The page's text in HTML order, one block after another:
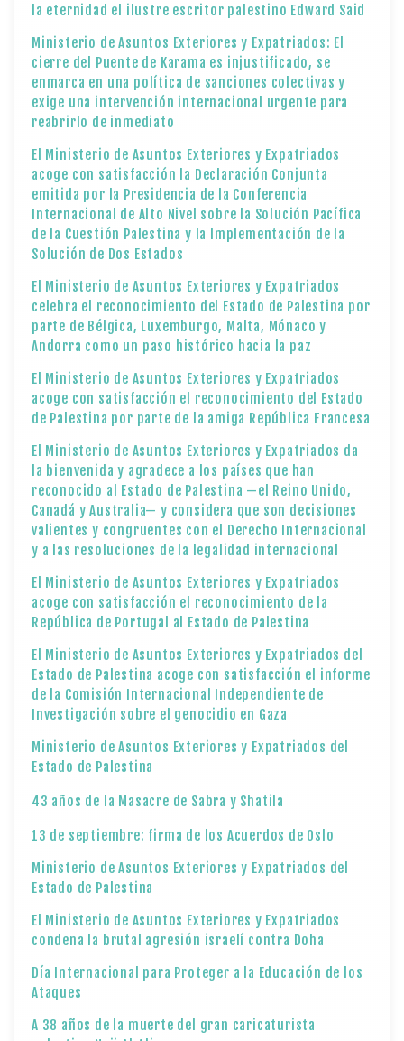
la eternidad el ilustre escritor palestino Edward Said
Ministerio de Asuntos Exteriores y Expatriados: El
cierre del Puente de Karama es injustificado, se
enmarca en una política de sanciones colectivas y
exige una intervención internacional urgente para
reabrirlo de inmediato
El Ministerio de Asuntos Exteriores y Expatriados
acoge con satisfacción la Declaración Conjunta
emitida por la Presidencia de la Conferencia
Internacional de Alto Nivel sobre la Solución Pacífica
de la Cuestión Palestina y la Implementación de la
Solución de Dos Estados
El Ministerio de Asuntos Exteriores y Expatriados
celebra el reconocimiento del Estado de Palestina por
parte de Bélgica, Luxemburgo, Malta, Mónaco y
Andorra como un paso histórico hacia la paz
El Ministerio de Asuntos Exteriores y Expatriados
acoge con satisfacción el reconocimiento del Estado
de Palestina por parte de la amiga República Francesa
El Ministerio de Asuntos Exteriores y Expatriados da
la bienvenida y agradece a los países que han
reconocido al Estado de Palestina —el Reino Unido,
Canadá y Australia— y considera que son decisiones
valientes y congruentes con el Derecho Internacional
y a las resoluciones de la legalidad internacional
El Ministerio de Asuntos Exteriores y Expatriados
acoge con satisfacción el reconocimiento de la
República de Portugal al Estado de Palestina
El Ministerio de Asuntos Exteriores y Expatriados del
Estado de Palestina acoge con satisfacción el informe
de la Comisión Internacional Independiente de
Investigación sobre el genocidio en Gaza
Ministerio de Asuntos Exteriores y Expatriados del
Estado de Palestina
43 años de la Masacre de Sabra y Shatila
13 de septiembre: firma de los Acuerdos de Oslo
Ministerio de Asuntos Exteriores y Expatriados del
Estado de Palestina
El Ministerio de Asuntos Exteriores y Expatriados
condena la brutal agresión israelí contra Doha
Día Internacional para Proteger a la Educación de los
Ataques
A 38 años de la muerte del gran caricaturista